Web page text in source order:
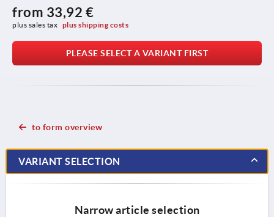
from 33,92 €
plus sales tax plus shipping costs
PLEASE SELECT A VARIANT FIRST
to form overview
VARIANT SELECTION
Narrow article selection